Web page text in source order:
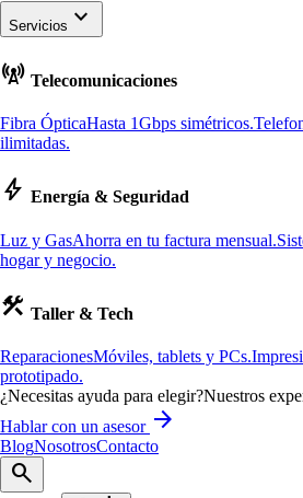
Servicios keyboard_arrow_down
cell_tower Telecomunicaciones
Fibra ÓpticaHasta 1Gbps simétricos.
ilimitadas.
bolt Energía & Seguridad
Luz y GasAhorra en tu factura mensual.
hogar y negocio.
construction Taller & Tech
ReparacionesMóviles, tablets y PCs.
prototipado.
¿Necesitas ayuda para elegir?Nuestros
Hablar con un asesor arrow_forward
BlogNosotrosContacto
search